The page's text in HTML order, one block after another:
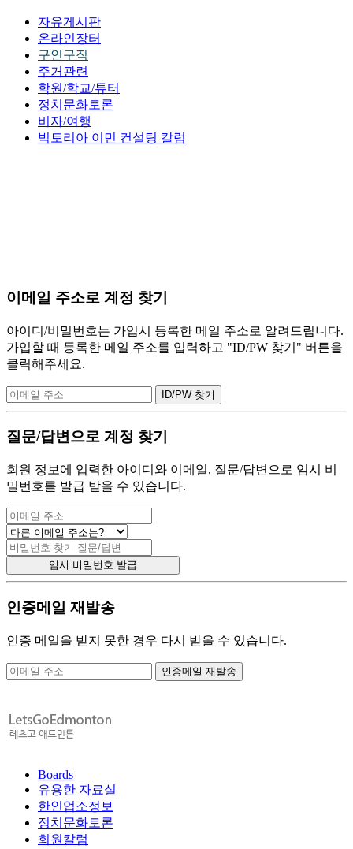
자유게시판
온라인장터
구인구직
주거관련
학원/학교/튜터
정치문화토론
비자/여행
빅토리아 이민 컨설팅 칼럼
이메일 주소로 계정 찾기
아이디/비밀번호는 가입시 등록한 메일 주소로 알려드립니다.
가입할 때 등록한 메일 주소를 입력하고 "ID/PW 찾기" 버튼을
클릭해주세요.
질문/답변으로 계정 찾기
회원 정보에 입력한 아이디와 이메일, 질문/답변으로 임시 비
밀번호를 발급 받을 수 있습니다.
인증메일 재발송
인증 메일을 받지 못한 경우 다시 받을 수 있습니다.
Boards
유용한 자료실
한인업소정보
정치문화토론
회원칼럼